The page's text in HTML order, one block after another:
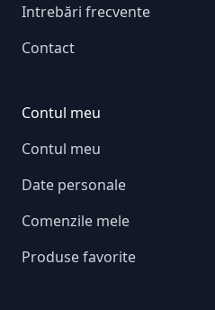
Intrebări frecvente
Contact
Contul meu
Contul meu
Date personale
Comenzile mele
Produse favorite